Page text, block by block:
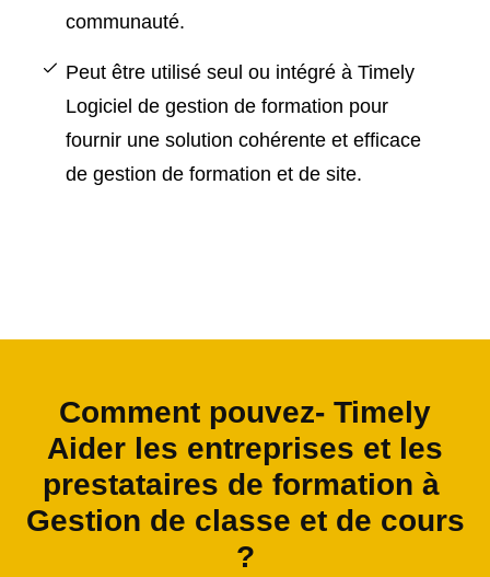
communauté.
Peut être utilisé seul ou intégré à Timely
Logiciel de gestion de formation pour
fournir une solution cohérente et efficace
de gestion de formation et de site.
Comment pouvez- Timely
Aider les entreprises et les
prestataires de formation à
Gestion de classe et de cours
?